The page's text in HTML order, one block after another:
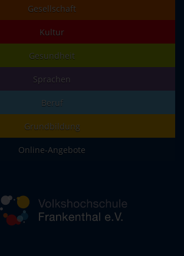
Gesellschaft
Kultur
Gesundheit
Sprachen
Beruf
Grundbildung
Online-Angebote